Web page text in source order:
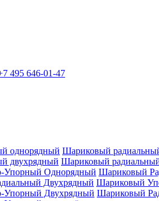
495 646-01-47
Шариковый
Шариковый
Шариковый
Шариковый
Шариковый